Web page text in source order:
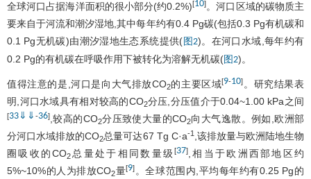
全球河口占据海洋面积的很小部分(约0.2%)[10]。河口区域的碳物质主
要来自于河流和潮汐湿地,其中每年约有0.4 Pg碳(包括0.3 Pg有机碳和
0.1 Pg无机碳)由潮汐湿地生态系统提供( 图2)。在河口水域,每年约有
0.2 Pg的有机碳在呼吸作用下被转化为溶解无机碳(图2)。
值得注意的是,河口是向大气排放CO2的主要区域[9-10]。研究结果表
明,河口水域具有相对较高的CO2分压,分压值介于0.04~1.00 kPa之间
[33 ⇓ ⇓ -36],较高的CO2分压致使大量的CO2向大气逸散。例如,欧洲部
分河口水域排放的CO2总量可达67 Tg C·a-1,该排放量与欧洲陆地生物
圈吸收的CO2总量处于相同数量级[37],相当于欧洲西部地区约
5%~10%的人为排放CO2量[9]。全球范围内,平均每年约有0.25 Pg的